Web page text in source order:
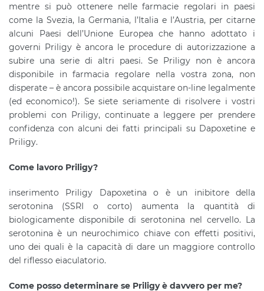
mentre si può ottenere nelle farmacie regolari in paesi
come la Svezia, la Germania, l’Italia e l’Austria, per citarne
alcuni Paesi dell’Unione Europea che hanno adottato i
governi Priligy è ancora le procedure di autorizzazione a
subire una serie di altri paesi. Se Priligy non è ancora
disponibile in farmacia regolare nella vostra zona, non
disperate – è ancora possibile acquistare on-line legalmente
(ed economico!). Se siete seriamente di risolvere i vostri
problemi con Priligy, continuate a leggere per prendere
confidenza con alcuni dei fatti principali su Dapoxetine e
Priligy.
Come lavoro Priligy?
inserimento Priligy Dapoxetina o è un inibitore della
serotonina (SSRI o corto) aumenta la quantità di
biologicamente disponibile di serotonina nel cervello. La
serotonina è un neurochimico chiave con effetti positivi,
uno dei quali è la capacità di dare un maggiore controllo
del riflesso eiaculatorio.
Come posso determinare se Priligy è davvero per me?